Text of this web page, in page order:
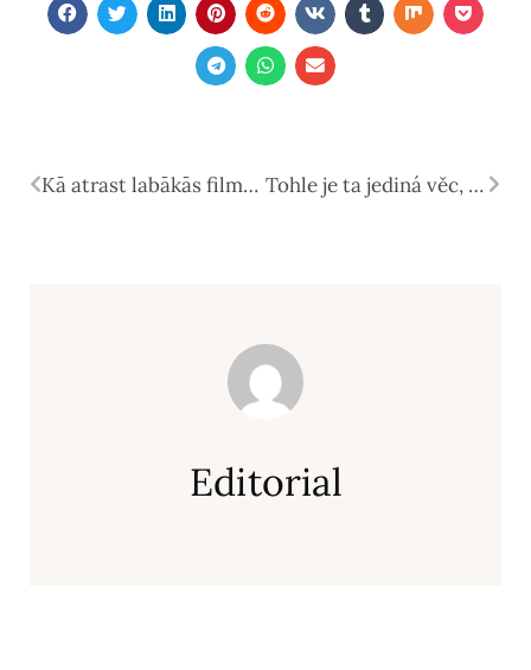
Kā atrast labākās filmas skatīšanai tiešsaistē Tohle je ta jediná věc, díky které bude váš vztah stabilní a nezničitelný: odpověď odborníků
Editorial